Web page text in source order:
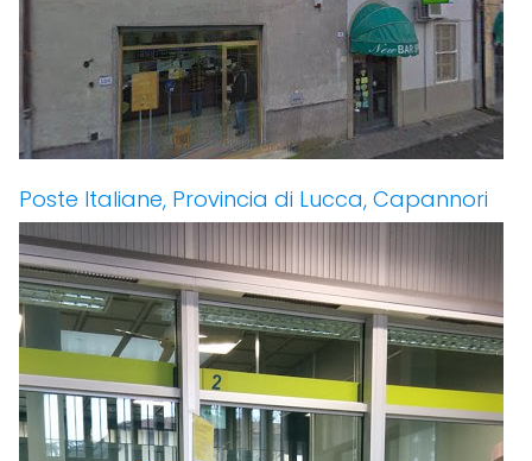
Poste Italiane, Provincia di Lucca, Capannori